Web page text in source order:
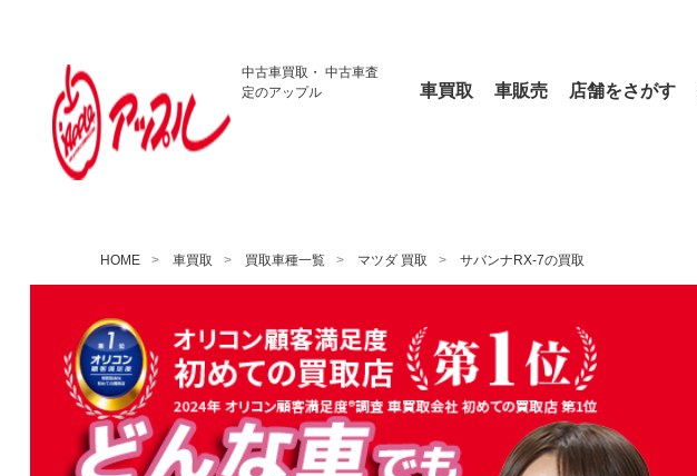
中古車買取・ 中古車査
定のアップル
車買取 車販売 店舗をさがす
HOME 車買取 買取車種一覧 マツダ 買取 サバンナRX-7の買取